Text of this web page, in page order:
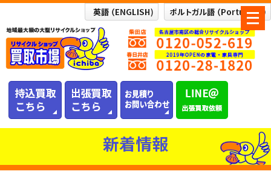
メ
ニ
ュ
ー
新着情報